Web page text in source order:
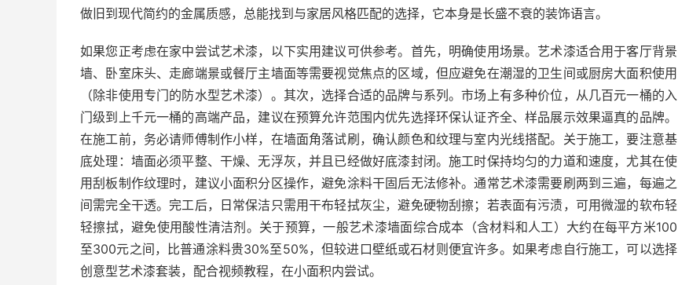
做旧到现代简约的金属质感，总能找到与家居风格匹配的选择，它本身是长盛不衰的装饰语言。
如果您正考虑在家中尝试艺术漆，以下实用建议可供参考。首先，明确使用场景。艺术漆适合用于客厅背景
墙、卧室床头、走廊端景或餐厅主墙面等需要视觉焦点的区域，但应避免在潮湿的卫生间或厨房大面积使用
（除非使用专门的防水型艺术漆）。其次，选择合适的品牌与系列。市场上有多种价位，从几百元一桶的入
门级到上千元一桶的高端产品，建议在预算允许范围内优先选择环保认证齐全、样品展示效果逼真的品牌。
在施工前，务必请师傅制作小样，在墙面角落试刷，确认颜色和纹理与室内光线搭配。关于施工，要注意基
底处理：墙面必须平整、干燥、无浮灰，并且已经做好底漆封闭。施工时保持均匀的力道和速度，尤其在使
用刮板制作纹理时，建议小面积分区操作，避免涂料干固后无法修补。通常艺术漆需要刷两到三遍，每遍之
间需完全干透。完工后，日常保洁只需用干布轻拭灰尘，避免硬物刮擦；若表面有污渍，可用微湿的软布轻
轻擦拭，避免使用酸性清洁剂。关于预算，一般艺术漆墙面综合成本（含材料和人工）大约在每平方米100
至300元之间，比普通涂料贵30%至50%，但较进口壁纸或石材则便宜许多。如果考虑自行施工，可以选择
创意型艺术漆套装，配合视频教程，在小面积内尝试。